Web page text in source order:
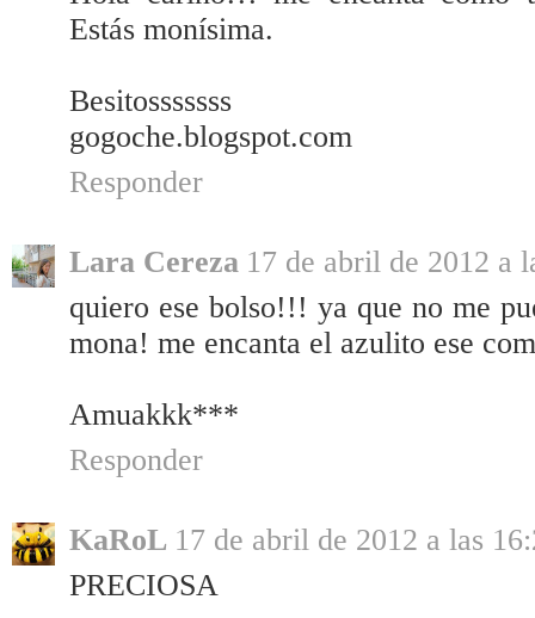
Estás monísima.
Besitosssssss
gogoche.blogspot.com
Responder
Lara Cereza 17 de abril de 2012 a
quiero ese bolso!!! ya que no me
mona! me encanta el azulito ese
Amuakkk***
Responder
KaRoL 17 de abril de 2012 a las
PRECIOSA